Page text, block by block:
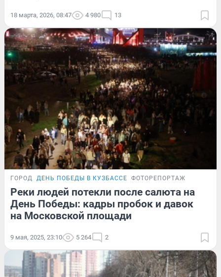
18 марта, 2026, 08:47 4 980 13
ГОРОД ДЕНЬ ПОБЕДЫ В КУЗБАССЕ ФОТОРЕПОРТАЖ
Реки людей потекли после салюта на
День Победы: кадры пробок и давок
на Московской площади
9 мая, 2025, 23:10 5 264 2